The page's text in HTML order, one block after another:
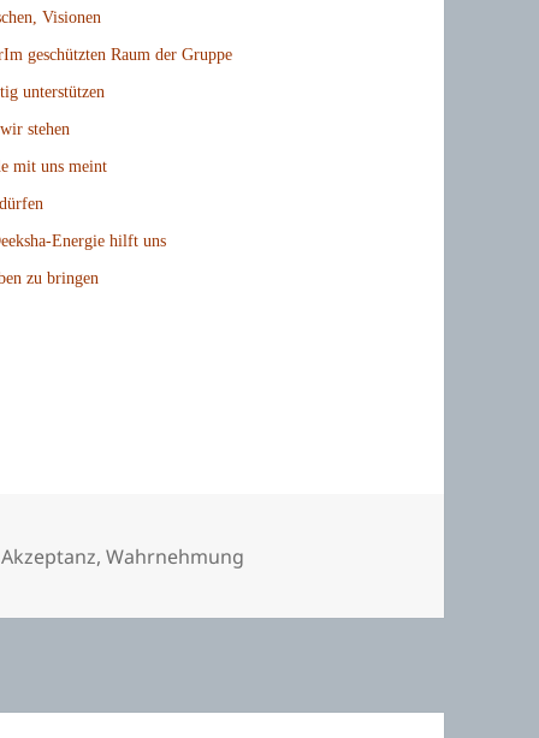
Visionen
geschützten Raum der Gruppe
unterstützen
stehen
mit uns meint
Energie hilft uns
zu bringen
Schlagwörter
Akzeptanz,Wahrnehmung